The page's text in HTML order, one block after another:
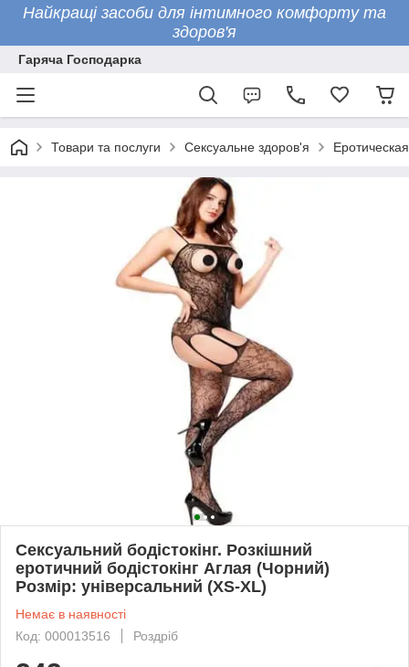
Найкращі засоби для інтимного комфорту та
здоров'я
Гаряча Господарка
Товари та послуги Сексуальне здоров'я
Сексуальний бодістокінг. Розкішний
еротичний бодістокінг Аглая (Чорний)
Розмір: універсальний (XS-XL)
Немає в наявності
Код: 000013516
Роздріб